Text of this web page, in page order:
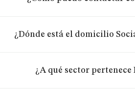
¿Dónde está el domicilio
¿A qué sector